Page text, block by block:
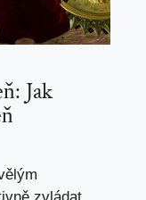
Jak
zvládat